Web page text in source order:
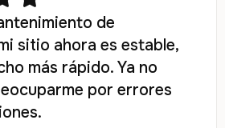
de
sitio ahora es estable,
más rápido. Ya no
por errores